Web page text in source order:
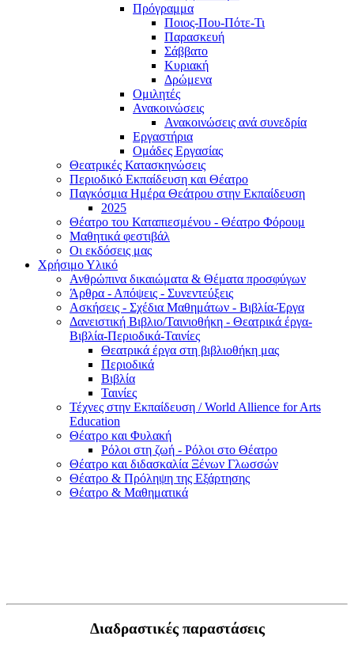
Πρόγραμμα
Ποιος-Που-Πότε-Τι
Παρασκευή
Σάββατο
Κυριακή
Δρώμενα
Ομιλητές
Ανακοινώσεις
Ανακοινώσεις ανά συνεδρία
Εργαστήρια
Ομάδες Εργασίας
Θεατρικές Κατασκηνώσεις
Περιοδικό Εκπαίδευση και Θέατρο
Παγκόσμια Ημέρα Θεάτρου στην Εκπαίδευση
2025
Θέατρο του Καταπιεσμένου - Θέατρο Φόρουμ
Μαθητικά φεστιβάλ
Οι εκδόσεις μας
Χρήσιμο Υλικό
Ανθρώπινα δικαιώματα & Θέματα προσφύγων
Άρθρα - Απόψεις - Συνεντεύξεις
Ασκήσεις - Σχέδια Μαθημάτων - Βιβλία-Έργα
Δανειστική Βιβλιο/Ταινιοθήκη - Θεατρικά έργα-
Βιβλία-Περιοδικά-Ταινίες
Θεατρικά έργα στη βιβλιοθήκη μας
Περιοδικά
Βιβλία
Ταινίες
Τέχνες στην Εκπαίδευση / World Allience for Arts
Education
Θέατρο και Φυλακή
Ρόλοι στη ζωή - Ρόλοι στο Θέατρο
Θέατρο και διδασκαλία Ξένων Γλωσσών
Θέατρο & Πρόληψη της Εξάρτησης
Θέατρο & Μαθηματικά
Διαδραστικές παραστάσεις